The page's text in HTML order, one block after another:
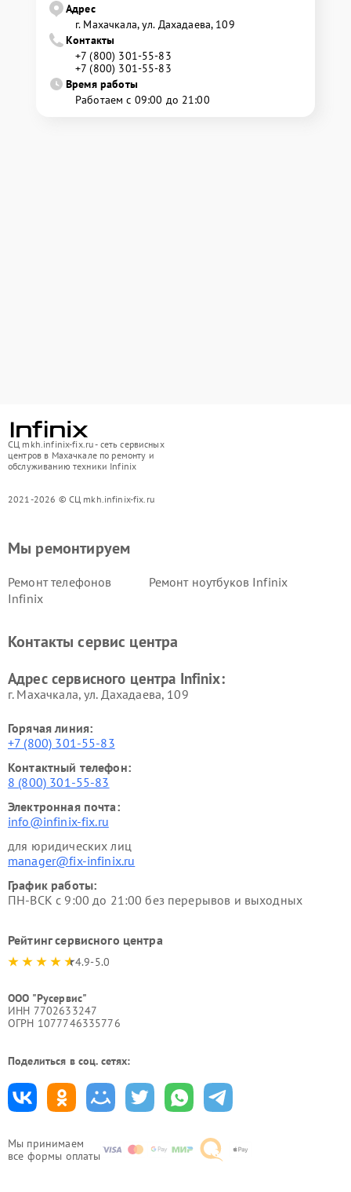
Адрес
г. Махачкала, ул. Дахадаева, 109
Контакты
+7 (800) 301-55-83
+7 (800) 301-55-83
Время работы
Работаем с 09:00 до 21:00
СЦ mkh.infinix-fix.ru - сеть сервисных
центров в Махачкале по ремонту и
обслуживанию техники Infinix
2021-2026 © СЦ mkh.infinix-fix.ru
Мы принимаем
все формы оплаты
Мы ремонтируем
Ремонт телефонов
Infinix
Ремонт ноутбуков Infinix
Контакты сервис центра
Адрес сервисного центра Infinix:
г. Махачкала, ул. Дахадаева, 109
Горячая линия:
+7 (800) 301-55-83
Контактный телефон:
8 (800) 301-55-83
Электронная почта:
info@infinix-fix.ru
для юридических лиц
manager@fix-infinix.ru
График работы:
ПН-ВСК с 9:00 до 21:00 без перерывов и выходных
Рейтинг сервисного центра
4.9-5.0
ООО "Русервис"
ИНН 7702633247
ОГРН 1077746335776
Поделиться в соц. сетях: